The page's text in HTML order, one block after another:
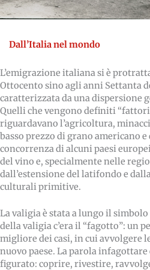
L’emigrazione italiana si è
Ottocento sino agli anni Settanta
caratterizzata da una dispersione
Quelli che vengono definiti
riguardavano l’agricoltura,
basso prezzo di grano americano
concorrenza di alcuni paesi
del vino e, specialmente nelle
dall’estensione del latifondo e
culturali primitive.
La valigia è stata a lungo il
della valigia c’era il “fagotto”: un
migliore dei casi, in cui avvolgere
nuovo paese. La parola infagottare
figurato: coprire, rivestire,
Dall’Italia nel mondo